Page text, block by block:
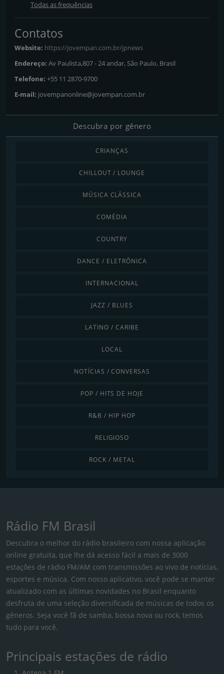
Todas as frequências
Contatos
Website: https://jovempan.com.br/jpnews
Endereço: Av Paulista,807 - 24 andar, São Paulo, Brasil
Telefone: +55 11 2870-9700
E-mail: jovempanonline@jovempan.com.br
Descubra por gênero
CRIANÇAS
CHILLOUT / LOUNGE
MÚSICA CLÁSSICA
COMÉDIA
COUNTRY
DANCE / ELETRÔNICA
INTERNACIONAL
JAZZ / BLUES
LATINO / CARIBE
LOCAL
NOTÍCIAS / CONVERSAS
POP / HITS DE HOJE
R&B / HIP HOP
RELIGIOSO
ROCK / METAL
Rádio FM Brasil
Descubra o melhor do rádio brasileiro com nossa aplicação
online gratuita, que lhe dá acesso fácil a mais de 3000
estações de rádio FM/AM com transmissões ao vivo de notícias,
esportes e música. Com nosso aplicativo, você pode se manter
atualizado com as últimas novidades no Brasil enquanto
desfruta de uma seleção diversificada de músicas de todos os
gêneros. Seja você fã de samba, bossa nova ou rock, temos
tudo para você.
Principais estações de rádio